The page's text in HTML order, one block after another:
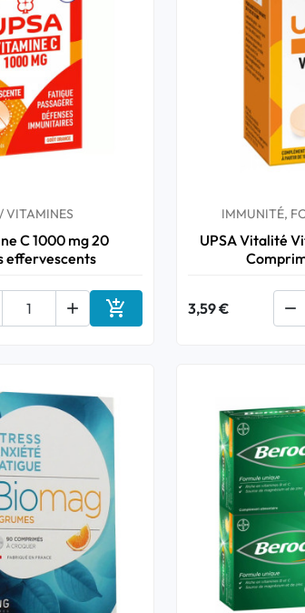
VITAMINES
C 1000 mg 20
effervescents
 Ajouter au panier
IMMUNITÉ,
UPSA Vitalité
3,59 € 